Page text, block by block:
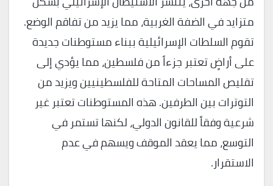
متزايد في الضفة الغربية، مما يزيد من تفاقم الوضع.
تقوم السلطات الإسرائيلية ببناء مستوطنات جديدة
على أراضٍ تعتبر جزءاً من فلسطين، مما يؤدي إلى
تقليص المساحات المتاحة للفلسطينيين ويزيد من
التوترات بين الطرفين. هذه المستوطنات تعتبر غير
شرعية وفقاً للقانون الدولي، لكنها تستمر في
التوسع، مما يعقد الموقف ويسهم في عدم
الاستقرار.